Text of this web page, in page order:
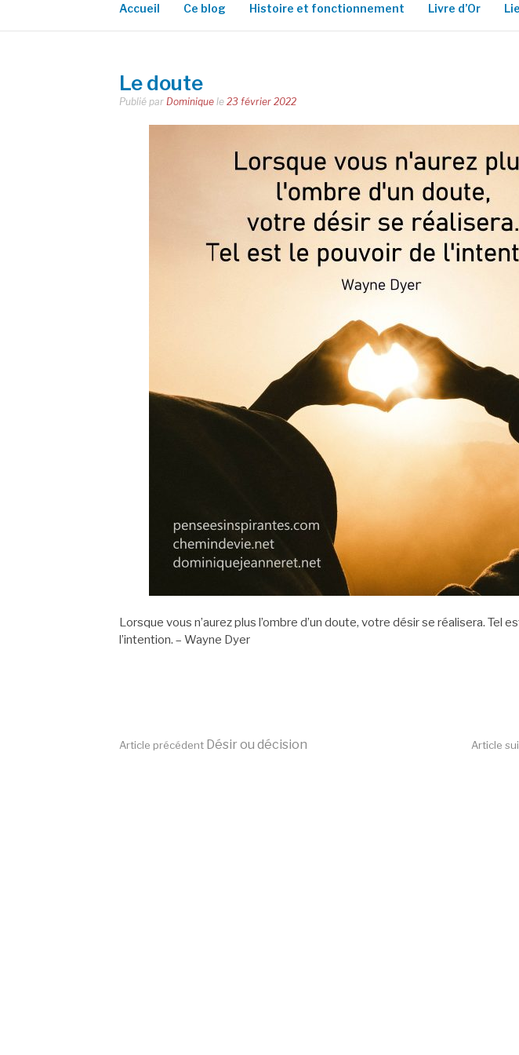
Accueil Ce blog Histoire et fonctionnement Livre d’Or
Le doute
Publié par Dominique le 23 février 2022
Lorsque vous n’aurez plus l’ombre d’un doute, votre désir se réalisera. Tel
l’intention. – Wayne Dyer
Lire
Article précédent Désir ou décision Article